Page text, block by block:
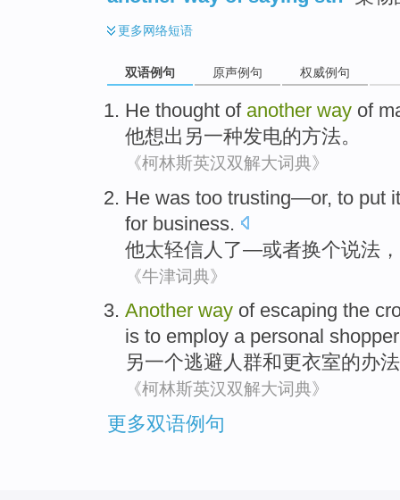
更多网络短语
双语例句 原声例句 权威例句
He thought of another way of
他想出 另一种发电的方法。
《柯林斯英汉双解大词典》
He was too trusting—or, to put
for business.
他太轻信人了—或者换个说法
《牛津词典》
Another way of escaping the
is to employ a personal shopper
另一个逃避人群和更衣室的办法
《柯林斯英汉双解大词典》
更多双语例句